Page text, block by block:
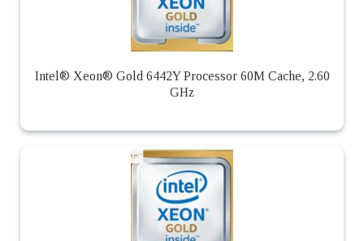
Intel® Xeon® Gold 6442Y Processor 60M Cache, 2.60
GHz